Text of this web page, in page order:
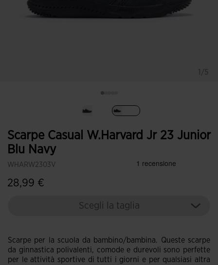
Scarpe Casual W.Harvard Jr 23 Junior
Blu Navy
WHARW2303V
28,99 €
Scegli la taglia
Scarpe per la scuola da bambino/bambina. Queste scarpe
da ginnastica polivalenti, comode e durevoli sono perfette
per le attività sportive di tutti i giorni e per qualsiasi altra